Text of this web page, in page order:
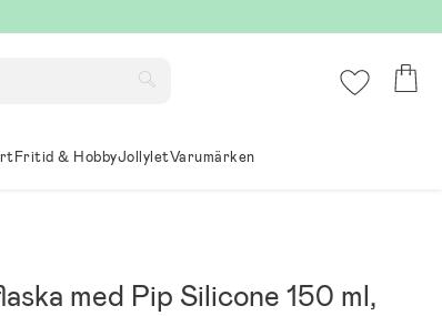
Fritid & HobbyJollyletVarumärken
med Pip Silicone 150 ml,